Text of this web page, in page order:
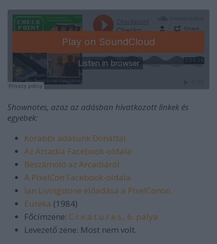
Shownotes, azaz az adásban hivatkozott linkek és
egyebek:
Korábbi adásunk Donáttal
Az Arcadia Facebook-oldala
Beszámoló az Arcadiáról
A PixelCon Facebook-oldala
Ian Livingstone előadása a PixelConon
Eureka (1984)
Főcímzene: C.r.e.a.t.u.r.e.s., 6. pálya
Levezető zene: Most nem volt.